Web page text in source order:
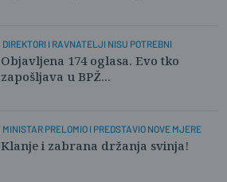
DIREKTORI I RAVNATELJI NISU POTREBNI
Objavljena 174 oglasa. Evo tko
zapošljava u BPŽ...
MINISTAR PRELOMIO I PREDSTAVIO NOVE MJERE
Klanje i zabrana držanja svinja!